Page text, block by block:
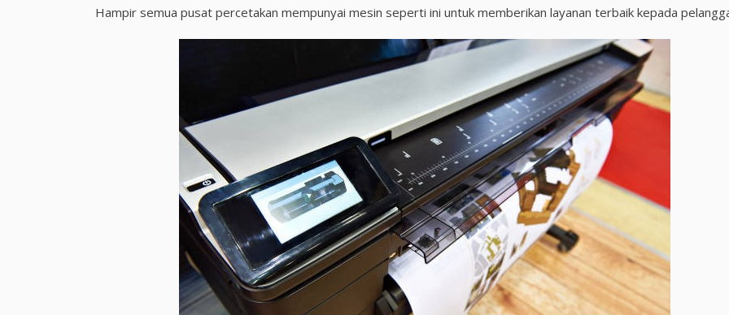
Hampir semua pusat percetakan mempunyai mesin seperti ini untuk memberikan layanan terbaik kepada